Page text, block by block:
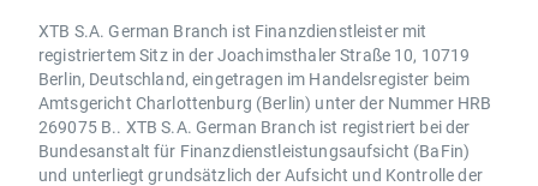
XTB S.A. German Branch ist Finanzdienstleister mit
registriertem Sitz in der Joachimsthaler Straße 10, 10719
Berlin, Deutschland, eingetragen im Handelsregister beim
Amtsgericht Charlottenburg (Berlin) unter der Nummer HRB
269075 B.. XTB S.A. German Branch ist registriert bei der
Bundesanstalt für Finanzdienstleistungsaufsicht (BaFin)
und unterliegt grundsätzlich der Aufsicht und Kontrolle der